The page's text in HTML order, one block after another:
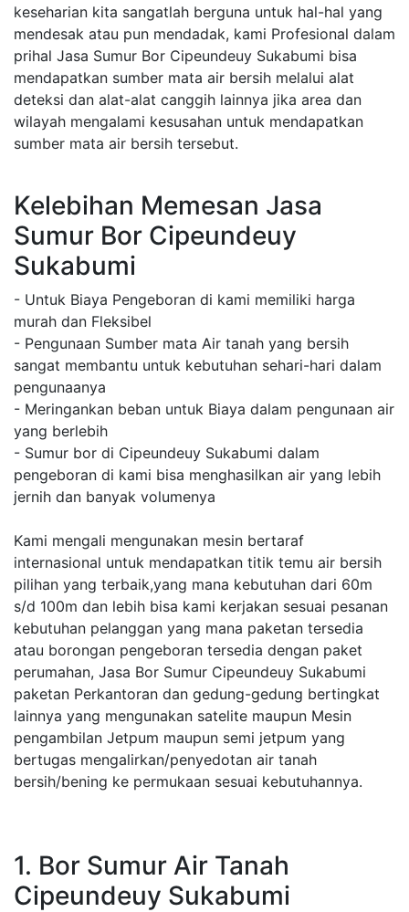
keseharian kita sangatlah berguna untuk hal-hal yang
mendesak atau pun mendadak, kami Profesional dalam
prihal Jasa Sumur Bor Cipeundeuy Sukabumi bisa
mendapatkan sumber mata air bersih melalui alat
deteksi dan alat-alat canggih lainnya jika area dan
wilayah mengalami kesusahan untuk mendapatkan
sumber mata air bersih tersebut.
Kelebihan Memesan Jasa
Sumur Bor Cipeundeuy
Sukabumi
- Untuk Biaya Pengeboran di kami memiliki harga
murah dan Fleksibel
- Pengunaan Sumber mata Air tanah yang bersih
sangat membantu untuk kebutuhan sehari-hari dalam
pengunaanya
- Meringankan beban untuk Biaya dalam pengunaan air
yang berlebih
- Sumur bor di Cipeundeuy Sukabumi dalam
pengeboran di kami bisa menghasilkan air yang lebih
jernih dan banyak volumenya
Kami mengali mengunakan mesin bertaraf
internasional untuk mendapatkan titik temu air bersih
pilihan yang terbaik,yang mana kebutuhan dari 60m
s/d 100m dan lebih bisa kami kerjakan sesuai pesanan
kebutuhan pelanggan yang mana paketan tersedia
atau borongan pengeboran tersedia dengan paket
perumahan, Jasa Bor Sumur Cipeundeuy Sukabumi
paketan Perkantoran dan gedung-gedung bertingkat
lainnya yang mengunakan satelite maupun Mesin
pengambilan Jetpum maupun semi jetpum yang
bertugas mengalirkan/penyedotan air tanah
bersih/bening ke permukaan sesuai kebutuhannya.
1. Bor Sumur Air Tanah
Cipeundeuy Sukabumi